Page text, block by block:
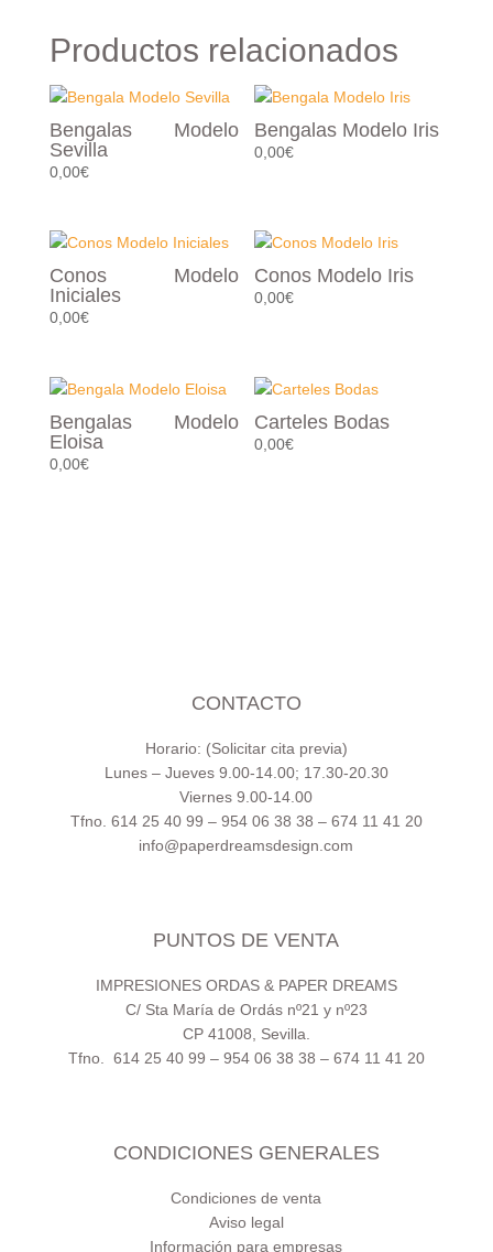
Productos relacionados
Bengalas Modelo
Sevilla
0,00€
Bengalas Modelo Iris
0,00€
Conos Modelo
Iniciales
0,00€
Conos Modelo Iris
0,00€
Bengalas Modelo
Eloisa
0,00€
Carteles Bodas
0,00€
CONTACTO
Horario: (Solicitar cita previa)
Lunes – Jueves 9.00-14.00; 17.30-20.30
Viernes 9.00-14.00
Tfno. 614 25 40 99 – 954 06 38 38 – 674 11 41 20
info@paperdreamsdesign.com
PUNTOS DE VENTA
IMPRESIONES ORDAS & PAPER DREAMS
C/ Sta María de Ordás nº21 y nº23
CP 41008, Sevilla.
Tfno. 614 25 40 99 – 954 06 38 38 – 674 11 41 20
CONDICIONES GENERALES
Condiciones de venta
Aviso legal
Información para empresas